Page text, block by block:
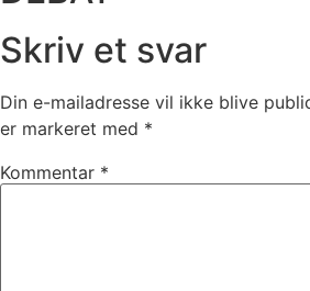
Skriv et svar
Din e-mailadresse vil ikke blive
er markeret med *
Kommentar *